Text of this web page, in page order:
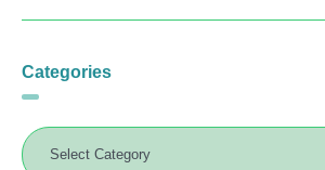
Categories